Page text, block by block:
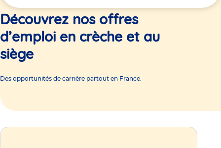
ici
Découvrez nos offres
d’emploi en crèche et au
siège
Des opportunités de carrière partout en France.